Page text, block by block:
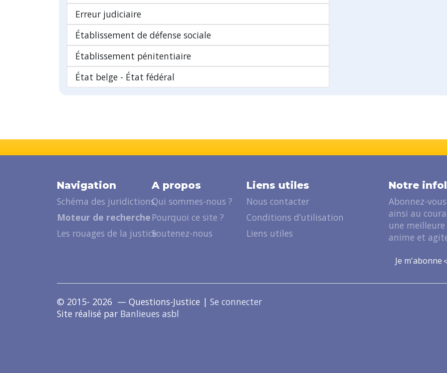
Erreur judiciaire
Établissement de défense sociale
Établissement pénitentiaire
État belge - État fédéral
Navigation
Schéma des juridictions
Moteur de recherche
Les rouages de la justice
A propos
Qui sommes-nous ?
Pourquoi ce site ?
Soutenez-nous
Liens utiles
Nous contacter
Conditions d’utilisation
Liens utiles
Notre
Abonnez-
ainsi au
une
anime et
Je m'abonne
© 2015- 2026 — Questions-Justice | Se connecter
Site réalisé par Banlieues asbl